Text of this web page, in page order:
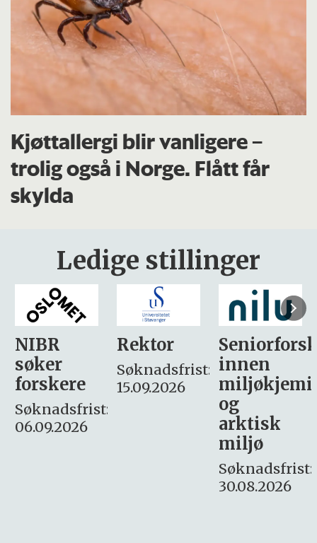
Kjøttallergi blir vanligere –
trolig også i Norge. Flått får
skylda
Ledige stillinger
Rektor
Søknadsfrist:
15.09.2026
Seniorforsker
innen
miljøkjemi
søker
– fast
Søknadsfrist:
16. august.